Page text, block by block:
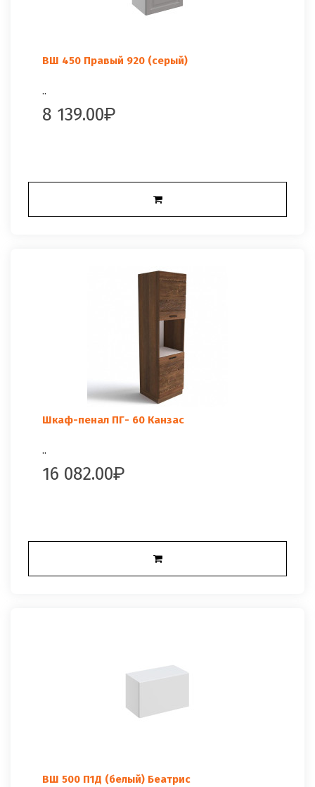
ВШ 450 Правый 920 (серый)
..
8 139.00
Шкаф-пенал ПГ- 60 Канзас
..
16 082.00
ВШ 500 П1Д (белый) Беатрис